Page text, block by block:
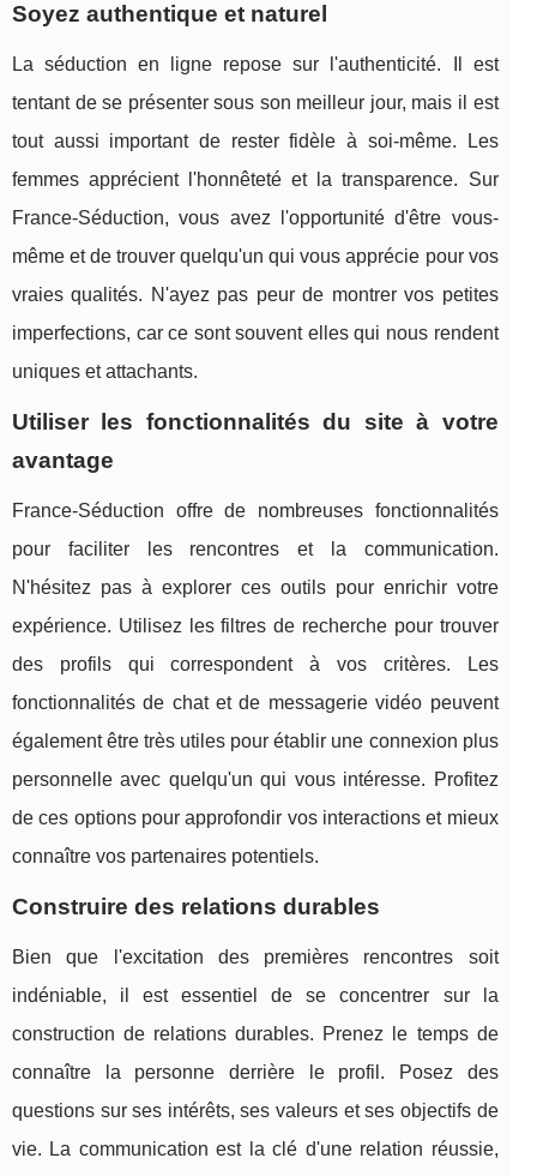
Soyez authentique et naturel
La séduction en ligne repose sur l'authenticité. Il est
tentant de se présenter sous son meilleur jour, mais il est
tout aussi important de rester fidèle à soi-même. Les
femmes apprécient l'honnêteté et la transparence. Sur
France-Séduction, vous avez l'opportunité d'être vous-
même et de trouver quelqu'un qui vous apprécie pour vos
vraies qualités. N'ayez pas peur de montrer vos petites
imperfections, car ce sont souvent elles qui nous rendent
uniques et attachants.
Utiliser les fonctionnalités du site à votre
avantage
France-Séduction offre de nombreuses fonctionnalités
pour faciliter les rencontres et la communication.
N'hésitez pas à explorer ces outils pour enrichir votre
expérience. Utilisez les filtres de recherche pour trouver
des profils qui correspondent à vos critères. Les
fonctionnalités de chat et de messagerie vidéo peuvent
également être très utiles pour établir une connexion plus
personnelle avec quelqu'un qui vous intéresse. Profitez
de ces options pour approfondir vos interactions et mieux
connaître vos partenaires potentiels.
Construire des relations durables
Bien que l'excitation des premières rencontres soit
indéniable, il est essentiel de se concentrer sur la
construction de relations durables. Prenez le temps de
connaître la personne derrière le profil. Posez des
questions sur ses intérêts, ses valeurs et ses objectifs de
vie. La communication est la clé d'une relation réussie,